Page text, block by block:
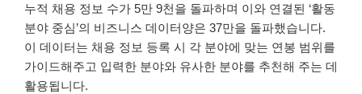
누적 채용 정보 수가 5만 9천을 돌파하며 이와 연결된 ‘활동
분야 중심’의 비즈니스 데이터양은 37만을 돌파했습니다.
이 데이터는 채용 정보 등록 시 각 분야에 맞는 연봉 범위를
가이드해주고 입력한 분야와 유사한 분야를 추천해 주는 데
활용됩니다.